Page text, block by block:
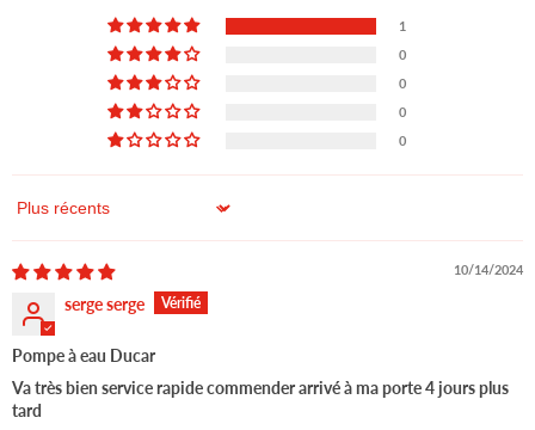
1
0
0
0
0
Sort by
10/14/2024
serge serge
Pompe à eau Ducar
Va très bien service rapide commender arrivé à ma porte 4 jours plus
tard